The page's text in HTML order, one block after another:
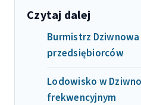
Czytaj dalej
Burmistrz
przedsiębiorców
Lodowisko w
frekwencyjnym